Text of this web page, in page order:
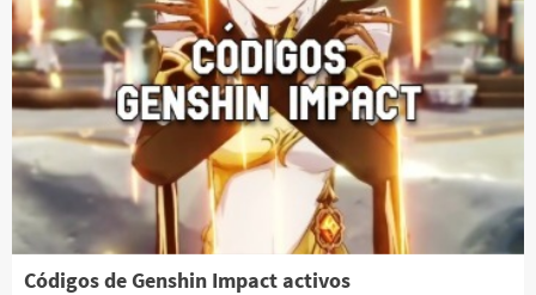
Códigos de Genshin Impact activos